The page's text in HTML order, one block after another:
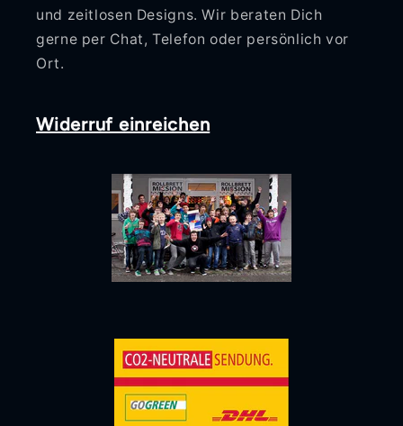
und zeitlosen Designs. Wir beraten Dich
gerne per Chat, Telefon oder persönlich vor
Ort.
Widerruf einreichen